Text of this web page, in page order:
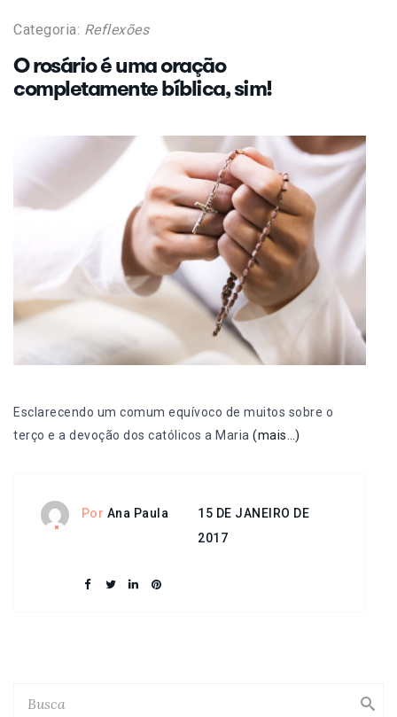
Categoria: Reflexões
O rosário é uma oração
completamente bíblica, sim!
Esclarecendo um comum equívoco de muitos sobre o
terço e a devoção dos católicos a Maria (mais…)
Por Ana Paula
15 DE JANEIRO DE
2017